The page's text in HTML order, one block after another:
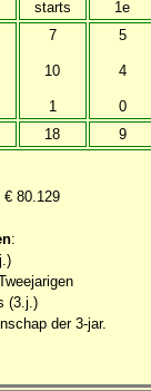
starts
1e
7
10
1
5
4
0
18 9
€ 80.129
:
(3.j.)
der 3-jar.